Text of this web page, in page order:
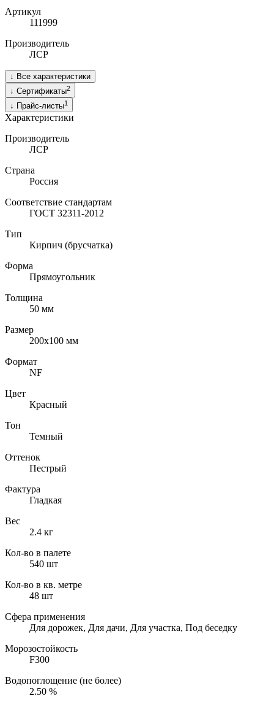
Артикул
111999
Производитель
ЛСР
↓ Все характеристики
↓ Сертификаты2
↓ Прайс-листы1
Характеристики
Производитель
ЛСР
Страна
Россия
Соответствие стандартам
ГОСТ 32311-2012
Тип
Кирпич (брусчатка)
Форма
Прямоугольник
Толщина
50 мм
Размер
200х100 мм
Формат
NF
Цвет
Красный
Тон
Темный
Оттенок
Пестрый
Фактура
Гладкая
Вес
2.4 кг
Кол-во в палете
540 шт
Кол-во в кв. метре
48 шт
Сфера применения
Для дорожек, Для дачи, Для участка, Под беседку
Морозостойкость
F300
Водопоглощение (не более)
2.50 %